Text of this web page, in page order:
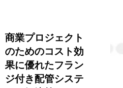
商業プロジェクト
のためのコスト効
果に優れたフラン
ジ付き配管システ